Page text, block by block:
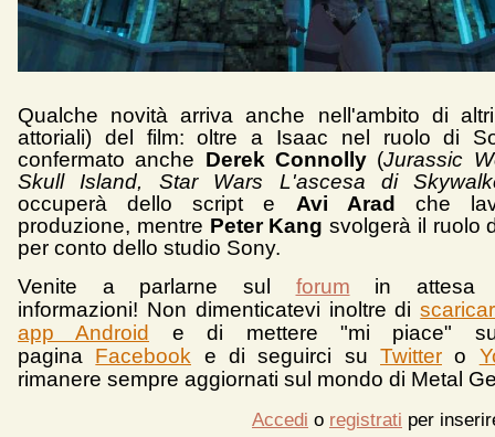
Qualche novità arriva anche nell'ambito di
attoriali) del film: oltre a Isaac nel ruolo di
confermato anche Derek Connolly (Jurassic
Skull Island, Star Wars L'ascesa di
occuperà dello script e Avi Arad che
produzione, mentre Peter Kang svolgerà il ruolo
per conto dello studio Sony.
Venite a parlarne sul forum in attesa
informazioni! Non dimenticatevi inoltre di
app Android e di mettere "mi piace"
pagina Facebook e di seguirci suTwitter o
rimanere sempre aggiornati sul mondo di Metal
Accedi o registrati per